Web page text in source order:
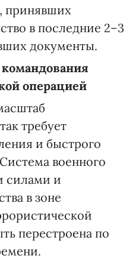
принявших
в последние 2–3
документы.
операцией
требует
и быстрого
военного
силами и
в зоне
перестроена по